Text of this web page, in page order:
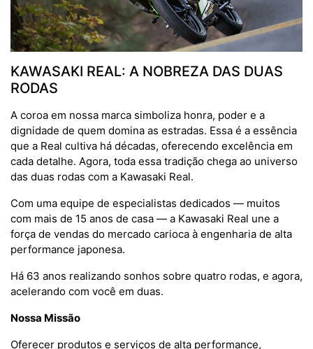
KAWASAKI REAL: A NOBREZA DAS DUAS
RODAS
A coroa em nossa marca simboliza honra, poder e a
dignidade de quem domina as estradas. Essa é a essência
que a Real cultiva há décadas, oferecendo excelência em
cada detalhe. Agora, toda essa tradição chega ao universo
das duas rodas com a Kawasaki Real.
Com uma equipe de especialistas dedicados — muitos
com mais de 15 anos de casa — a Kawasaki Real une a
força de vendas do mercado carioca à engenharia de alta
performance japonesa.
Há 63 anos realizando sonhos sobre quatro rodas, e agora,
acelerando com você em duas.
Nossa Missão
Oferecer produtos e serviços de alta performance,